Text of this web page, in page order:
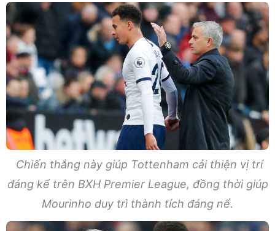
Chiến thắng này giúp Tottenham cải thiện vị trí
đáng kể trên BXH Premier League, đồng thời giúp
Mourinho duy trì thành tích đáng nể.